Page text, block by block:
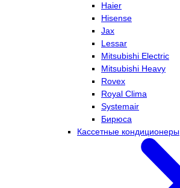
Haier
Hisense
Jax
Lessar
Mitsubishi Electric
Mitsubishi Heavy
Rovex
Royal Clima
Systemair
Бирюса
Кассетные кондиционеры